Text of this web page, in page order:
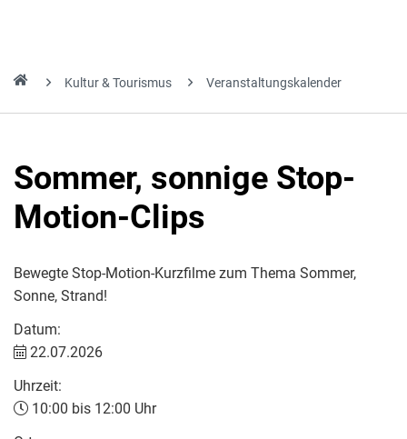
Kultur & Tourismus Veranstaltungskalender
Sommer, sonnige Stop-
Motion-Clips
Bewegte Stop-Motion-Kurzfilme zum Thema Sommer,
Sonne, Strand!
Datum:
22.07.2026
Uhrzeit:
10:00 bis 12:00 Uhr